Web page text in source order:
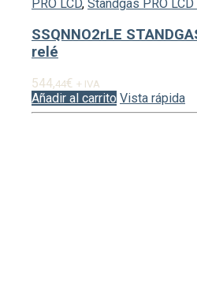
PRO LCD, Standgas PRO
SSQNNO2rLE
relé
544,44€ + IVA
Añadir al carrito Vista rápida